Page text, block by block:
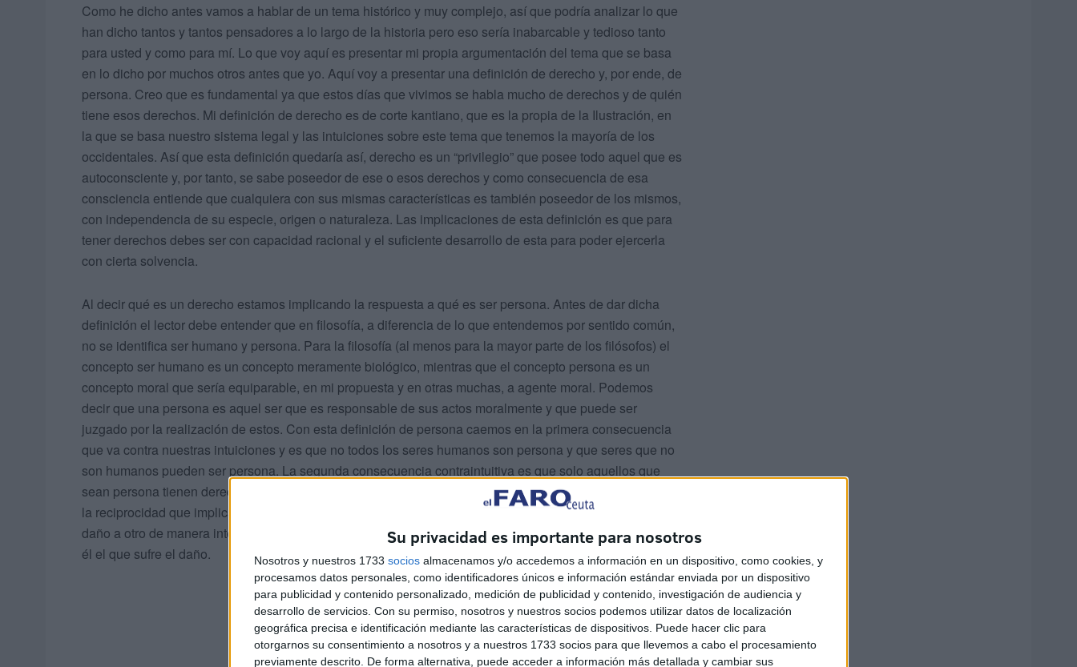
Su privacidad es importante para nosotros
Nosotros y nuestros 1733 socios almacenamos y/o accedemos a información en un dispositivo, como cookies, y
procesamos datos personales, como identificadores únicos e información estándar enviada por un dispositivo
para publicidad y contenido personalizado, medición de publicidad y contenido, investigación de audiencia y
desarrollo de servicios. Con su permiso, nosotros y nuestros socios podemos utilizar datos de localización
geográfica precisa e identificación mediante las características de dispositivos. Puede hacer clic para
otorgarnos su consentimiento a nosotros y a nuestros 1733 socios para que llevemos a cabo el procesamiento
previamente descrito. De forma alternativa, puede acceder a información más detallada y cambiar sus
Como he dicho antes vamos a hablar de un tema histórico y muy complejo, así que podría analizar lo que
han dicho tantos y tantos pensadores a lo largo de la historia pero eso sería inabarcable y tedioso tanto
para usted y como para mí. Lo que voy aquí es presentar mi propia argumentación del tema que se basa
en lo dicho por muchos otros antes que yo. Aquí voy a presentar una definición de derecho y, por ende, de
persona. Creo que es fundamental ya que estos días que vivimos se habla mucho de derechos y de quién
tiene esos derechos. Mi definición de derecho es de corte kantiano, que es la propia de la Ilustración, en
la que se basa nuestro sistema legal y las intuiciones sobre este tema que tenemos la mayoría de los
occidentales. Así que esta definición quedaría así, derecho es un “privilegio” que posee todo aquel que es
autoconsciente y, por tanto, se sabe poseedor de ese o esos derechos y como consecuencia de esa
consciencia entiende que cualquiera con sus mismas características es también poseedor de los mismos,
con independencia de su especie, origen o naturaleza. Las implicaciones de esta definición es que para
tener derechos debes ser con capacidad racional y el suficiente desarrollo de esta para poder ejercerla
con cierta solvencia.
Al decir qué es un derecho estamos implicando la respuesta a qué es ser persona. Antes de dar dicha
definición el lector debe entender que en filosofía, a diferencia de lo que entendemos por sentido común,
no se identifica ser humano y persona. Para la filosofía (al menos para la mayor parte de los filósofos) el
concepto ser humano es un concepto meramente biológico, mientras que el concepto persona es un
concepto moral que sería equiparable, en mi propuesta y en otras muchas, a agente moral. Podemos
decir que una persona es aquel ser que es responsable de sus actos moralmente y que puede ser
juzgado por la realización de estos. Con esta definición de persona caemos en la primera consecuencia
que va contra nuestras intuiciones y es que no todos los seres humanos son persona y que seres que no
son humanos pueden ser persona. La segunda consecuencia contraintuitiva es que solo aquellos que
sean persona tienen derechos pues son los únicos con autoconciencia y que son capaces de reconocer
la reciprocidad que implica todo derecho. En resumen, persona es aquel que entiende que ha hecho un
daño a otro de manera intencional y que ese daño está mal moralmente porque así lo entendería si fuera
él el que sufre el daño.